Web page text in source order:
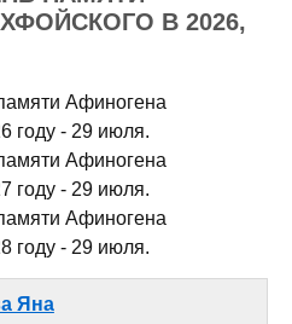
В 2026,
Афиногена
году - 29 июля.
Афиногена
году - 29 июля.
Афиногена
году - 29 июля.
Яна